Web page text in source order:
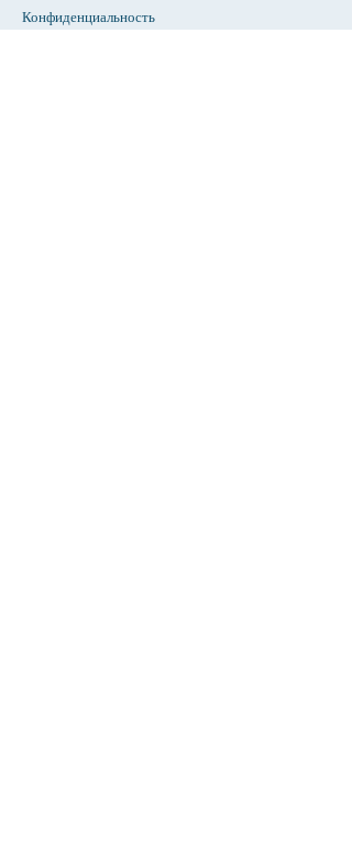
Конфиденциальность